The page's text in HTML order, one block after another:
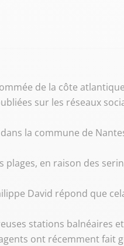
de la côte
sur les réseaux
la commune de
en raison des
David répond que
stations balnéaires
ont récemment fait